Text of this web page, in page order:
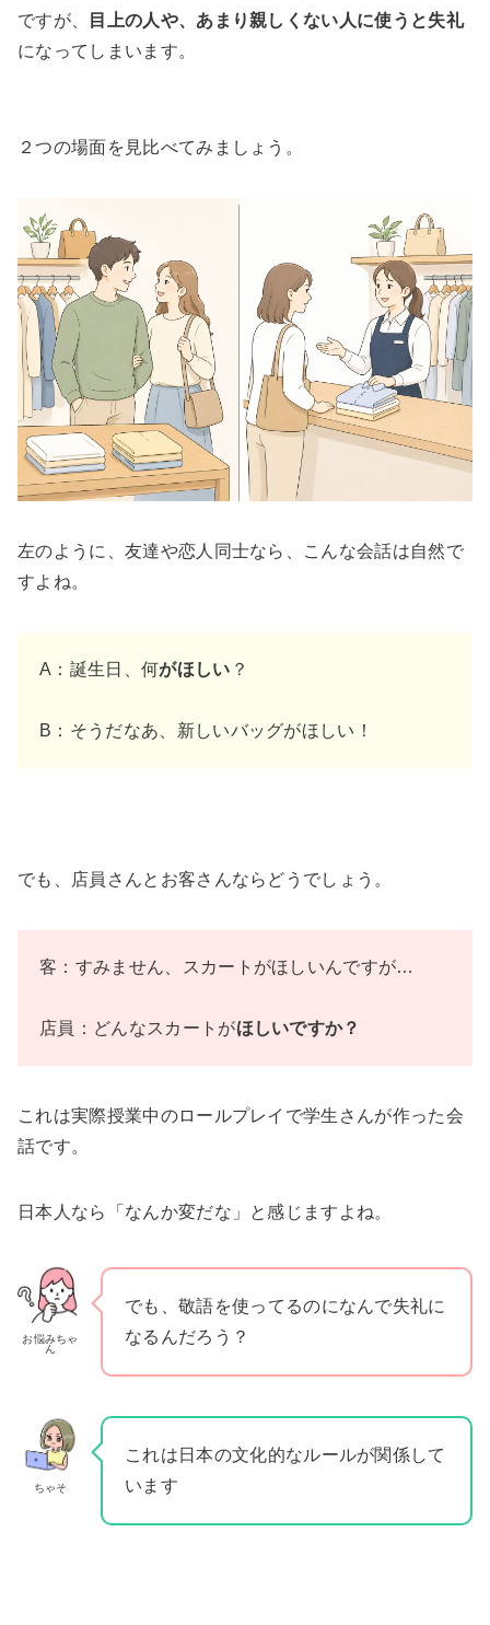
ですが、
目上の人や、あまり親しくない人に使うと失礼
になってしまいます。
２つの場面を見比べてみましょう。
左のように、友達や恋人同士なら、こんな会話は自然で
すよね。
A：誕生日、何がほしい ？
B：そうだなあ、新しいバッグがほしい！
でも、店員さんとお客さんならどうでしょう。
客：すみません、スカートがほしいんですが…
店員：どんなスカートがほしいですか？
これは実際授業中のロールプレイで学生さんが作った会
話です。
日本人なら「なんか変だな」と感じますよね。
お悩みちゃ
ん
でも、敬語を使ってるのになんで失礼に
なるんだろう？
ちゃそ
これは日本の文化的なルールが関係して
います